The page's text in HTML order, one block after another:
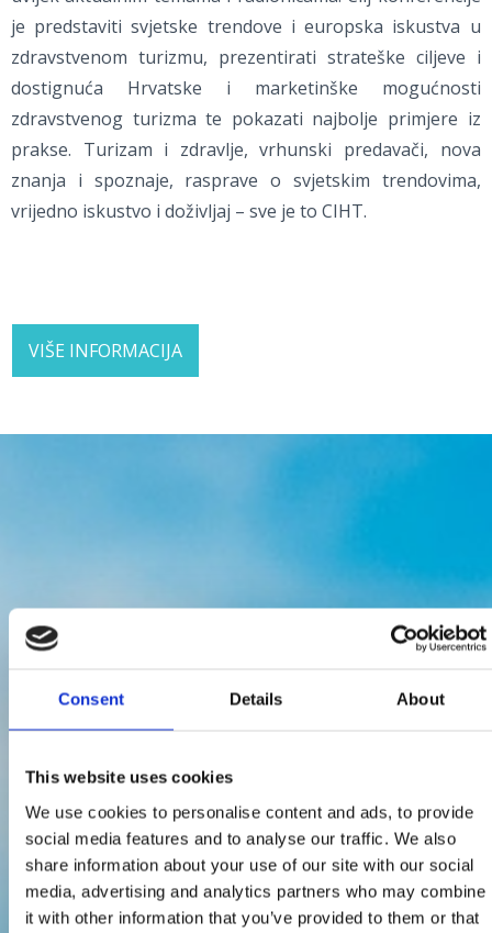
Consent Details About
This website uses cookies
We use cookies to personalise content and ads, to provide
social media features and to analyse our traffic. We also
share information about your use of our site with our social
media, advertising and analytics partners who may combine
it with other information that you’ve provided to them or that
je predstaviti svjetske trendove i europska iskustva u
zdravstvenom turizmu, prezentirati strateške ciljeve i
dostignuća Hrvatske i marketinške mogućnosti
zdravstvenog turizma te pokazati najbolje primjere iz
prakse. Turizam i zdravlje, vrhunski predavači, nova
znanja i spoznaje, rasprave o svjetskim trendovima,
vrijedno iskustvo i doživljaj – sve je to CIHT.
VIŠE INFORMACIJA